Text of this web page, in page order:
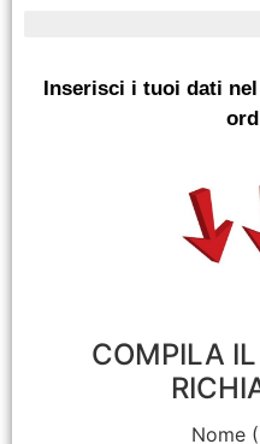
Inserisci i tuoi dati
COMPILA
Nome